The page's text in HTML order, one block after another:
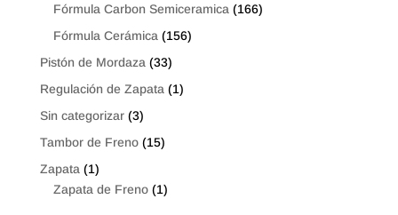
Fórmula Carbon Semiceramica (166)
Fórmula Cerámica (156)
Pistón de Mordaza (33)
Regulación de Zapata (1)
Sin categorizar (3)
Tambor de Freno (15)
Zapata (1)
Zapata de Freno (1)